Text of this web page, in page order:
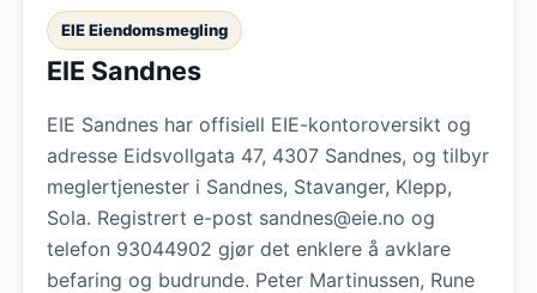
EIE Eiendomsmegling
EIE Sandnes
EIE Sandnes har offisiell EIE-kontoroversikt og
adresse Eidsvollgata 47, 4307 Sandnes, og tilbyr
meglertjenester i Sandnes, Stavanger, Klepp,
Sola. Registrert e-post sandnes@eie.no og
telefon 93044902 gjør det enklere å avklare
befaring og budrunde. Peter Martinussen, Rune